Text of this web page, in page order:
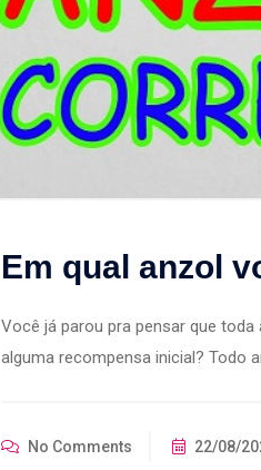
Em qual anzol
Você já parou pra pensar que
alguma recompensa inicial? Todo
No Comments 22/08/